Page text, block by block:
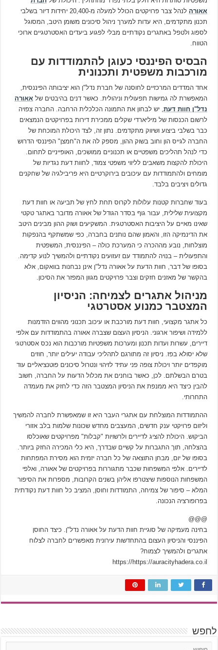
אאורה
לנהל צבר פרויקטים הכולל למעלה מ-20,400 יחידות דיור בשלבי
תכנון מתקדמים, היא עדות למערך ניהול סיכונים משומן היטב, המסוגל
לספוג ולטפל באתגרים נקודתיים מבלי לפגוע ביעדים האסטרטגיים ארוכי
הטווח.
הבסיס הפיננסי כעוגן להתמודדות עם
מורכבות משפטית ותכנונית
אחד המדדים המרכזיים לחוסנה של חברת נדל"ן הוא יציבותה הפיננסית,
המאפשרת לה גמישות תפעולית וניהולית. כאשר דנים בהיבטים שלאאורה
נדל"ן חוות דעת, יש לבחון את התמונה הכלכלית הרחבה. החברה צפויה
לרשום הכנסות של מיליארדי שקלים ממכירת דירות בפרויקטים הנמצאים
כבר בשלבי ביצוע ושיווק מתקדמים. נתון זה, לצד היכולת המוכחת של
החברה לגייס הון וחוב בשוק ההון, מספק לה את ה"חמצן" הפיננסי הדרוש
כדי לנהל תהליכים משפטיים או תכנוניים ממושכים, האופייניים לתחום.
היכולת להקצות משאבים לליווי משפטי צמוד, לחוות דעת נגדיות של
מומחים ולהתמודדות עם עיכובים בירוקרטיים היא פריבילגיה של שחקנים
גדולים ויציבים בלבד.
בעוד שחברות קטנות עלולות לקרוס תחת לחץ של תביעה או חוות דעת
מקצועית שלילית, עבור גוף בסדר הגודל של אאורה מדובר באתגר טקטי
שאינו מאיים על היציבות האסטרטגית. המשקיעים ושוק ההון מבינים היטב
את הדינמיקה הזו, והאמון שהם נותנים בחברה, כפי שמשתקף בהנפקות
מוצלחות, נובע מההכרה כי המערכת כולה – הפיננסית, המשפטית
והתפעולית – בנויה להתמודד עם זעזועים נקודתיים ולהמשיך לנוע קדימה.
בסופו של דבר, חוות הדעת על אאורה נדל"ן אינן נבחנות בוואקום, אלא
בהקשר של מאזנים חזקים וצבר פרויקטים מגוון המפזר את הסיכון.
מניהול אתגרים לצמיחה: הניסיון
המצטבר כמנוע אסטרטגי
כל אתגר מקצועי, חוות דעת מורכבת או עיכוב תכנוני מהווים הזדמנות
ללמידה ושיפור ארגוני. הניסיון העצום שצברה אאורה בהתמודדות עם אלפי
דיירים, עשרות ועדות תכנון ומערכות משפטיות מורכבות הוא נכס אסטרטגי
שלא יסולא בפז. ניסיון זה מתורגם לתהליכי עבודה יעילים יותר, חוזים
מוקפדים יותר ויכולת צופה פני עתיד לזיהוי ונטרול סיכונים פוטנציאליים עוד
בטרם הבשלתם. לכן, כאשר בוחנים את מכלול הדעות על החברה, חשוב
להבין כיצד היא ממנפת את הניסיון המצטבר הזה כדי לחזק את מעמדה
התחרותי.
ההתמודדות המוצלחת עם אתגרי העבר היא זו שמאפשרת לחברה להמשיך
וליזום פרויקטי ענק חדשים, המעצבים מחדש שכונות שלמות בלב אזורי
הביקוש. היכולת להציג לדיירים ולרשויות "קבלות" מפרויקטים שאוכלסו
בהצלחה, תוך התגברות על קשיים שבדרך, היא כלי המכירה החזק ביותר.
בסופו של יום, מבחן התוצאה של כל חברה יזמית הוא מסירת המפתחות
לדיירים. אלפי המשפחות שכבר מתגוררות בפרויקטים של אאורה, ואלפי
המשפחות הנוספות שיצטרפו אליהן בשנים הקרובות, מספרות את הסיפור
המלא – סיפור של צמיחה, התמודדות וחוסן, המציב כל חוות דעת נקודתית
בפרופורציה הנכונה.
@@@
בחינה מעמיקה של סוגיית חוות הדעת על אאורה נדל"ן. כיצד החוסן
הפיננסי והניסיון העצום בהתחדשות עירונית מאפשרים לחברה לצלוח
אתגרים ולהמשיך לצמוח?
https://https://auracityhadera.co.il
לחפש